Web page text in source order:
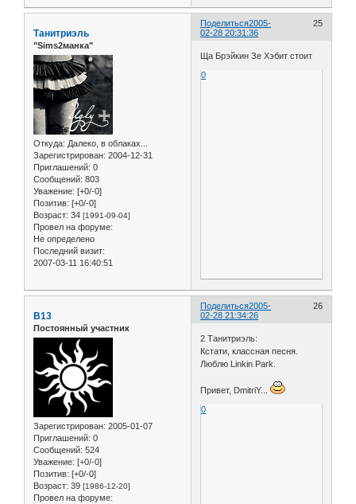
Поделиться 25
2005-
02-28 20:31:36
Танитриэль
"Sims2манка"
Откуда: Далеко, в облаках...
Зарегистрирован: 2004-12-31
Приглашений: 0
Сообщений: 803
Уважение: [+0/-0]
Позитив: [+0/-0]
Возраст: 34 [1991-09-04]
Провел на форуме:
Не определено
Последний визит:
2007-03-11 16:40:51
Ща Брэйкин Зе Хэбит стоит
0
Поделиться 26
2005-
02-28 21:34:26
B13
Постоянный участник
Зарегистрирован: 2005-01-07
Приглашений: 0
Сообщений: 524
Уважение: [+0/-0]
Позитив: [+0/-0]
Возраст: 39 [1986-12-20]
Провел на форуме:
2 Танитриэль:
Кстати, классная песня.
Люблю Linkin Park.
Привет, DmitriY...
0